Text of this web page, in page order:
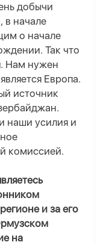
добычи
в начале
о начале
Так что
Нам нужен
Европа.
источник
наши усилия и
комиссией.
и за его
на